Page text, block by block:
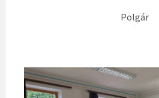
Polgár